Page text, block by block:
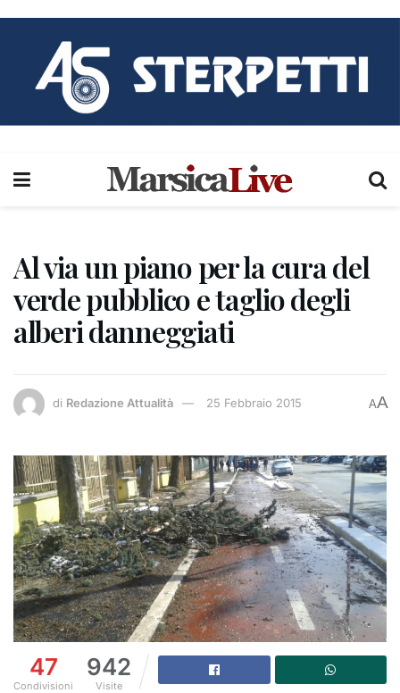
Al via un piano per la cura del
verde pubblico e taglio degli
alberi danneggiati
di Redazione Attualità 25 Febbraio 2015 AA
47
Condivisioni
942
Visite